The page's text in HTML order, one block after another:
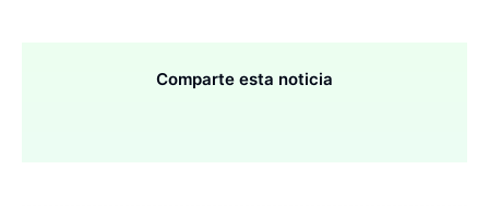
Comparte esta noticia